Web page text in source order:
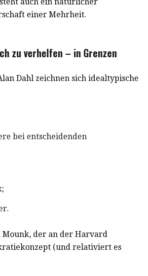
auch ein natürlicher
einer Mehrheit.
zu verhelfen – in Grenzen
Dahl zeichnen sich idealtypische
bei entscheidenden
Mounk, der an der Harvard
(und relativiert es